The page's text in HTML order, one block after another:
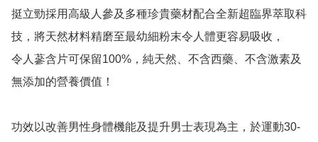
挺立勁採用高級人參及多種珍貴藥材配合全新超臨界萃取科
技，將天然材料精磨至最幼細粉末令人體更容易吸收，
令人蔘含片可保留100%，純天然、不含西藥、不含激素及
無添加的營養價值！
功效以改善男性身體機能及提升男士表現為主，於運動30-